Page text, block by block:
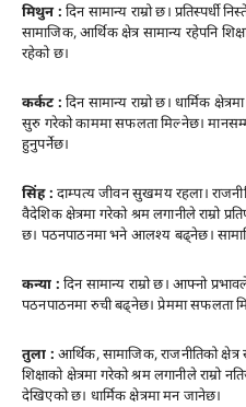
मिथुन : दिन सामान्य राम्रो छ।
सामाजिक, आर्थिक क्षेत्र सामान्य रहेपनि
रहेको छ।
कर्कट : दिन सामान्य राम्रो छ। धार्मिक
सुरु गरेको काममा सफलता मिल्नेछ।
हुनुपर्नेछ।
सिंह : दाम्पत्य जीवन सुखमय रहला।
वैदेशिक क्षेत्रमा गरेको श्रम लगानीले राम्रो
छ। पठनपाठनमा भने आलश्य बढ्नेछ।
कन्या : दिन सामान्य राम्रो छ। आफ्नो
पठनपाठनमा रुची बढ्नेछ। प्रेममा सफलता
तुला : आर्थिक, सामाजिक, राजनीतिको
शिक्षाको क्षेत्रमा गरेको श्रम लगानीले राम्रो
देखिएको छ। धार्मिक क्षेत्रमा मन जानेछ।